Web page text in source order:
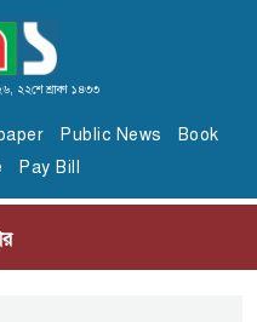
২২শে শ্রাবণ ১৪৩৩
Public News
Book
Pay Bill